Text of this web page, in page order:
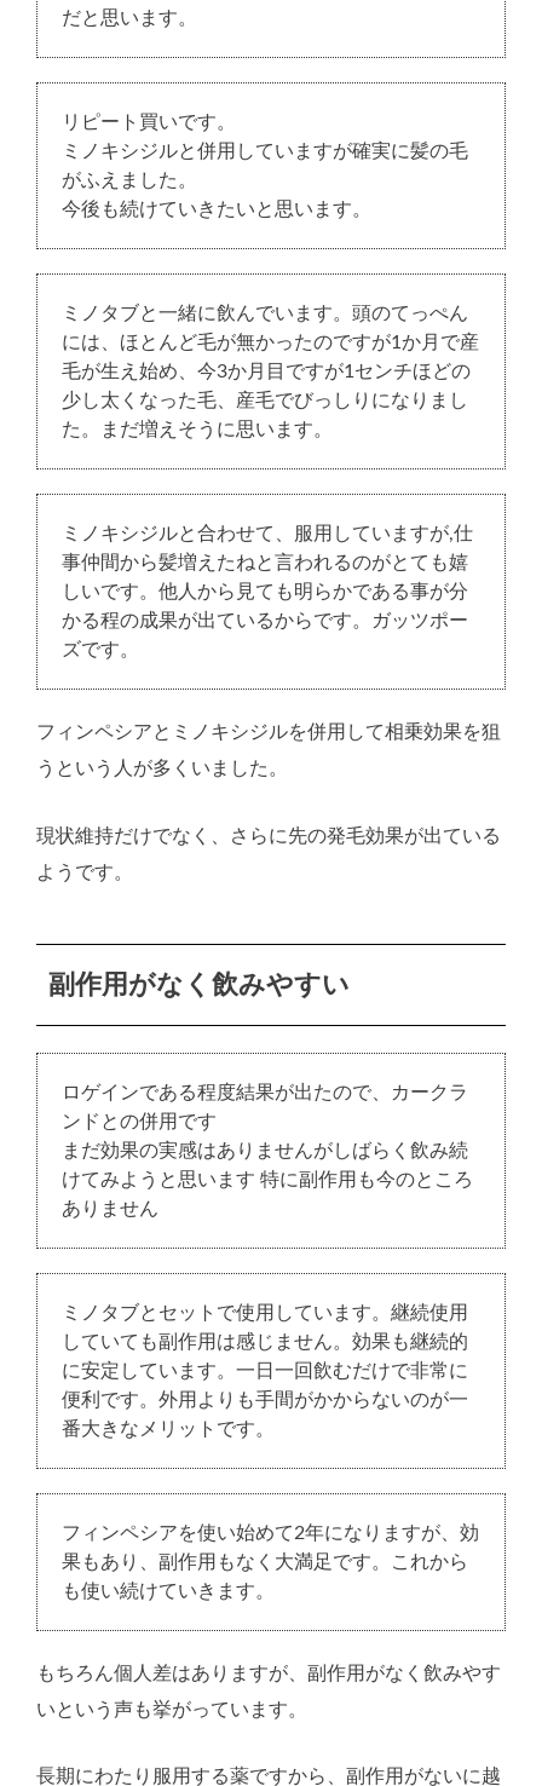
だと思います。
リピート買いです。
ミノキシジルと併用していますが確実に髪の毛
がふえました。
今後も続けていきたいと思います。
ミノタブと一緒に飲んでいます。頭のてっぺん
には、ほとんど毛が無かったのですが1か月で産
毛が生え始め、今3か月目ですが1センチほどの
少し太くなった毛、産毛でびっしりになりまし
た。まだ増えそうに思います。
ミノキシジルと合わせて、服用していますが,仕
事仲間から髪増えたねと言われるのがとても嬉
しいです。他人から見ても明らかである事が分
かる程の成果が出ているからです。ガッツポー
ズです。
フィンペシアとミノキシジルを併用して相乗効果を狙
うという人が多くいました。
現状維持だけでなく、さらに先の発毛効果が出ている
ようです。
副作用がなく飲みやすい
ロゲインである程度結果が出たので、カークラ
ンドとの併用です
まだ効果の実感はありませんがしばらく飲み続
けてみようと思います 特に副作用も今のところ
ありません
ミノタブとセットで使用しています。継続使用
していても副作用は感じません。効果も継続的
に安定しています。一日一回飲むだけで非常に
便利です。外用よりも手間がかからないのが一
番大きなメリットです。
フィンペシアを使い始めて2年になりますが、効
果もあり、副作用もなく大満足です。これから
も使い続けていきます。
もちろん個人差はありますが、副作用がなく飲みやす
いという声も挙がっています。
長期にわたり服用する薬ですから、副作用がないに越